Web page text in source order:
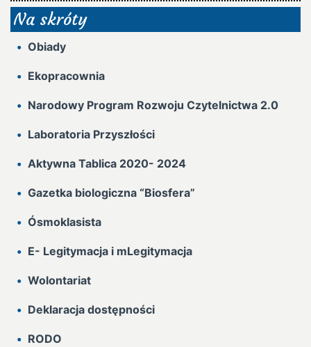
Na skróty
Obiady
Ekopracownia
Narodowy Program Rozwoju Czytelnictwa 2.0
Laboratoria Przyszłości
Aktywna Tablica 2020- 2024
Gazetka biologiczna “Biosfera”
Ósmoklasista
E- Legitymacja i mLegitymacja
Wolontariat
Deklaracja dostępności
RODO